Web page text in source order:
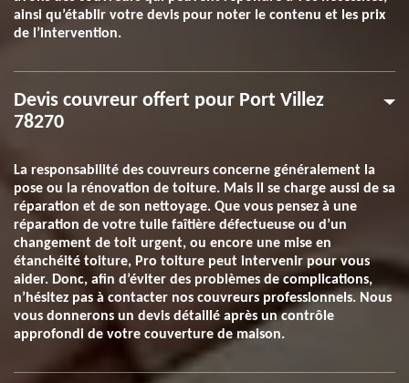
ainsi qu’établir votre devis pour noter le contenu et les prix
de l’intervention.
Devis couvreur offert pour Port Villez
78270
La responsabilité des couvreurs concerne généralement la
pose ou la rénovation de toiture. Mais il se charge aussi de sa
réparation et de son nettoyage. Que vous pensez à une
réparation de votre tuile faîtière défectueuse ou d’un
changement de toit urgent, ou encore une mise en
étanchéité toiture, Pro toiture peut intervenir pour vous
aider. Donc, afin d’éviter des problèmes de complications,
n’hésitez pas à contacter nos couvreurs professionnels. Nous
vous donnerons un devis détaillé après un contrôle
approfondi de votre couverture de maison.